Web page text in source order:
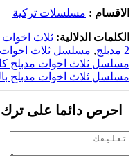
الاقسام : مسلسلات تركية
الكلمات الدلالية: ثلاث اخوات 2
2 مدبلج
, مسلسل ثلاث اخوات 2 مدبلج
مسلسل ثلاث اخوات مدبلج
مسلسل ثلاث اخوات مدبلج
احرص دائما على ترك